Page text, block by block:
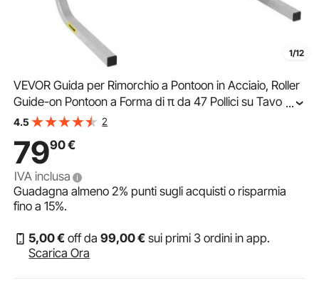
1/12
VEVOR Guida per Rimorchio a Pontoon in Acciaio, Roller
Guide-on Pontoon a Forma di π da 47 Pollici su Tavole
Imbottite in Moquette, Heavy-duty Roller Guide per
...
4.5 2
7990€
IVA inclusa
Guadagna almeno2% punti sugli acquisti o risparmia
fino a15%.
5,00€ off da99,00€ sui primi 3 ordini in app.
Scarica Ora